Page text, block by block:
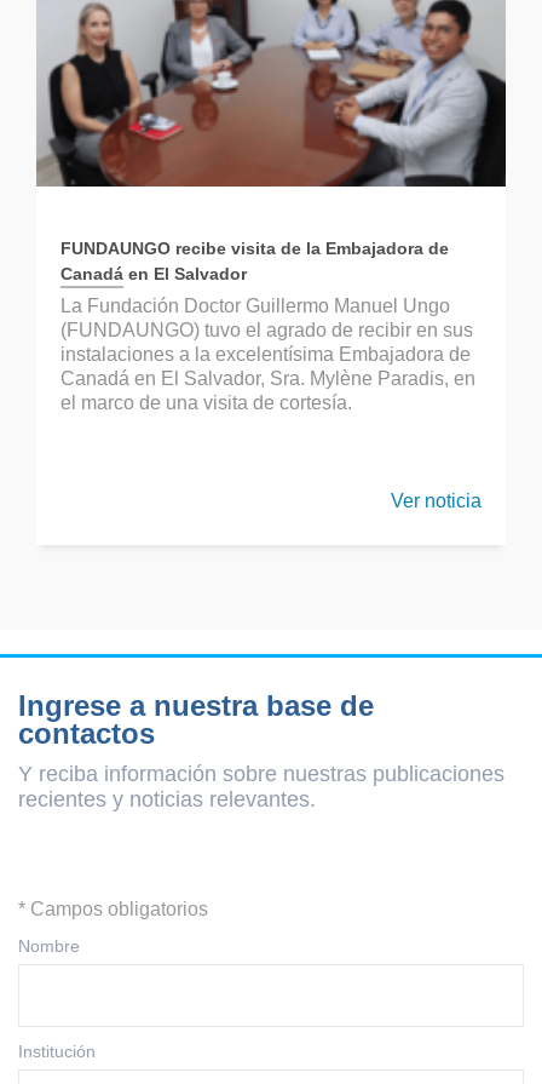
FUNDAUNGO recibe visita de la Embajadora de
Canadá en El Salvador
La Fundación Doctor Guillermo Manuel Ungo
(FUNDAUNGO) tuvo el agrado de recibir en sus
instalaciones a la excelentísima Embajadora de
Canadá en El Salvador, Sra. Mylène Paradis, en
el marco de una visita de cortesía.
Ver noticia
Ingrese a nuestra base de
contactos
Y reciba información sobre nuestras publicaciones
recientes y noticias relevantes.
* Campos obligatorios
Nombre
Institución